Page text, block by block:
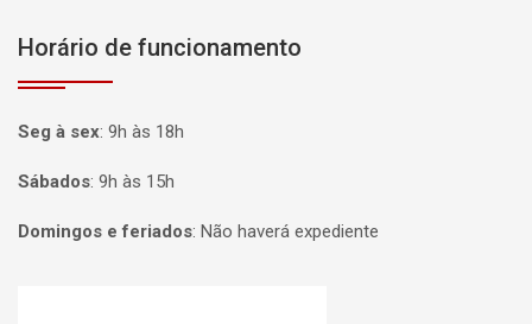
Horário de funcionamento
Seg à sex: 9h às 18h
Sábados: 9h às 15h
Domingos e feriados: Não haverá expediente